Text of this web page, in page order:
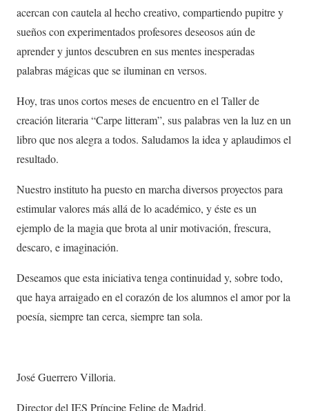
acercan con cautela al hecho creativo, compartiendo pupitre y
sueños con experimentados profesores deseosos aún de
aprender y juntos descubren en sus mentes inesperadas
palabras mágicas que se iluminan en versos.
Hoy, tras unos cortos meses de encuentro en el Taller de
creación literaria “Carpe litteram”, sus palabras ven la luz en un
libro que nos alegra a todos. Saludamos la idea y aplaudimos el
resultado.
Nuestro instituto ha puesto en marcha diversos proyectos para
estimular valores más allá de lo académico, y éste es un
ejemplo de la magia que brota al unir motivación, frescura,
descaro, e imaginación.
Deseamos que esta iniciativa tenga continuidad y, sobre todo,
que haya arraigado en el corazón de los alumnos el amor por la
poesía, siempre tan cerca, siempre tan sola.
José Guerrero Villoria.
Director del IES Príncipe Felipe de Madrid.